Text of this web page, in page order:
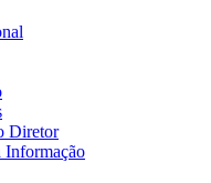
Diretor
Informação